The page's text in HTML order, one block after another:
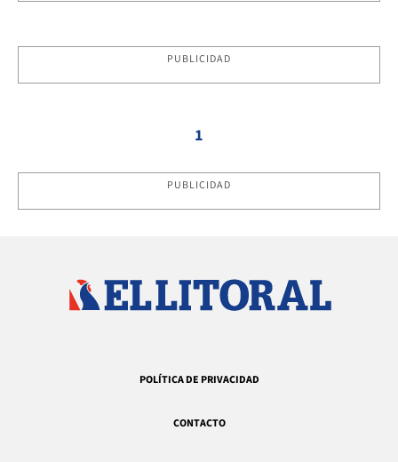
PUBLICIDAD
1
PUBLICIDAD
POLÍTICA DE PRIVACIDAD
CONTACTO